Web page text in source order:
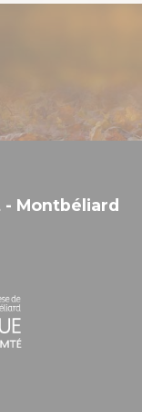
Montbéliard